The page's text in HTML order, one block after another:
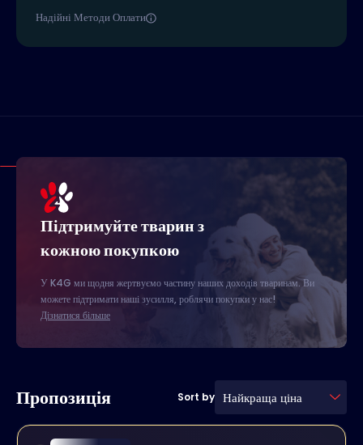
Надійні Методи Оплати
Підтримуйте тварин з
кожною покупкою
У K4G ми щодня жертвуємо частину наших доходів тваринам. Ви
можете підтримати наші зусилля, роблячи покупки у нас!
Дізнатися більше
Пропозиція Sort by Найкраща ціна